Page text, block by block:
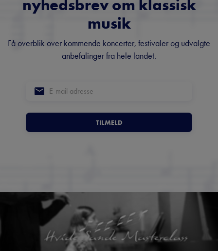
nyhedsbrev om klassisk
musik
Få overblik over kommende koncerter, festivaler og udvalgte
anbefalinger fra hele landet.
TILMELD